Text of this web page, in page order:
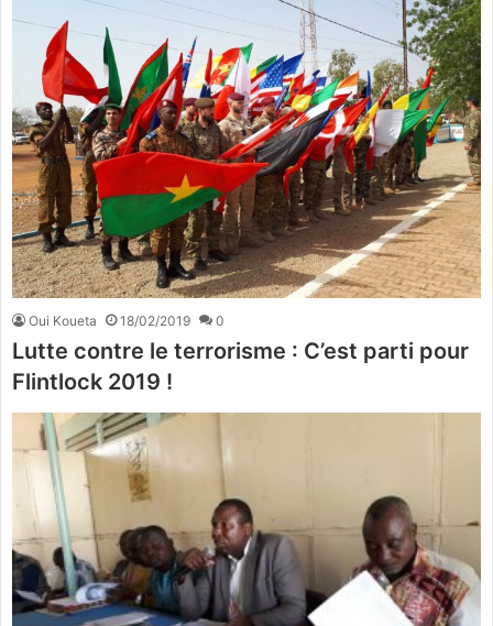
Oui Koueta 18/02/2019 0
Lutte contre le terrorisme : C’est parti pour
Flintlock 2019 !